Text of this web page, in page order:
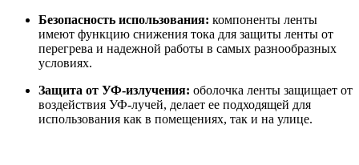
Безопасность использования: компоненты ленты
имеют функцию снижения тока для защиты ленты от
перегрева и надежной работы в самых разнообразных
условиях.
Защита от УФ-излучения: оболочка ленты защищает от
воздействия УФ-лучей, делает ее подходящей для
использования как в помещениях, так и на улице.